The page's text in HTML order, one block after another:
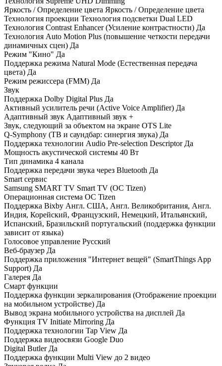
Яркость / Определение цвета Яркость / Определение цвета
Технология проекции Технология подсветки Dual LED
Технология Contrast Enhancer (Усиление контрастности) Да
Технология Auto Motion Plus (повышение четкости передачи
динамичных сцен) Да
Режим "Кино" Да
Поддержка режима Natural Mode (Естественная передача
цвета) Да
Режим режиссера (FMM) Да
Звук
Поддержка Dolby Digital Plus Да
Активный усилитель речи (Active Voice Amplifier) Да
Адаптивный звук Адаптивный звук +
Звук, следующий за объектом на экране OTS Lite
Q-Symphony (ТВ и саундбар: синергия звука) Да
Поддержка технологии Audio Pre-selection Descriptor Да
Мощность акустической системы 40 Вт
Тип динамика 4 канала
Поддержка передачи звука через Bluetooth Да
Smart сервис
Samsung SMART TV Smart TV (ОС Tizen)
Операционная система ОС Tizen
Поддержка Bixby Англ. США, Англ. Великобритания, Англ.
Индия, Корейский, Французский, Немецкий, Итальянский,
Испанский, Бразильский португальский (поддержка функции
зависит от языка)
Голосовое управление Русский
Веб-браузер Да
Поддержка приложения "Интернет вещей" (SmartThings App
Support) Да
Галерея Да
Смарт функции
Поддержка функции зеркалирования (Отображение проекции
на мобильном устройстве) Да
Вывод экрана мобильного устройства на дисплей Да
Функция TV Initiate Mirroring Да
Поддержка технологии Tap View Да
Поддержка видеосвязи Google Duo
Digital Butler Да
Поддержка функции Multi View до 2 видео